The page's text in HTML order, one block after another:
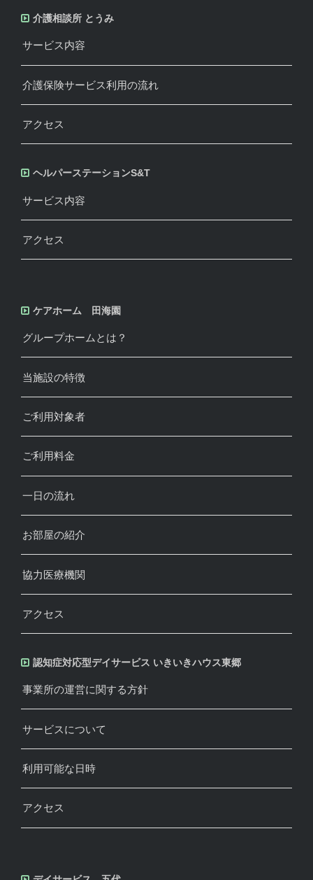
介護相談所 とうみ
サービス内容
介護保険サービス利用の流れ
アクセス
ヘルパーステーションS&T
サービス内容
アクセス
ケアホーム 田海園
グループホームとは？
当施設の特徴
ご利用対象者
ご利用料金
一日の流れ
お部屋の紹介
協力医療機関
アクセス
認知症対応型デイサービス いきいきハウス東郷
事業所の運営に関する方針
サービスについて
利用可能な日時
アクセス